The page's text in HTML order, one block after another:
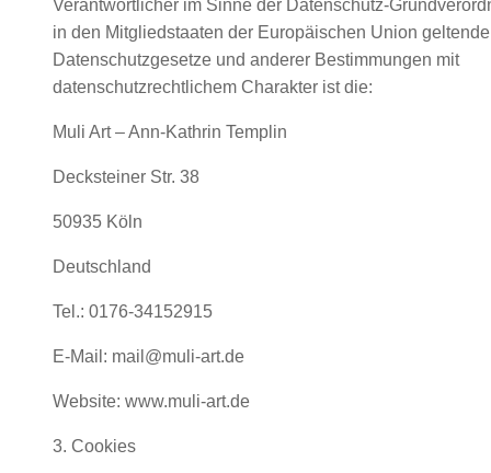
Verantwortlicher im Sinne der Datenschutz-
in den Mitgliedstaaten der Europäischen Union
Datenschutzgesetze und anderer Bestimmungen mit
datenschutzrechtlichem Charakter ist die:
Muli Art – Ann-Kathrin Templin
Decksteiner Str. 38
50935 Köln
Deutschland
Tel.: 0176-34152915
E-Mail: mail@muli-art.de
Website: www.muli-art.de
3. Cookies